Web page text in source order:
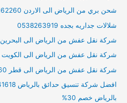
شحن بري من الرياض الى الاردن 0561162260
شلالات جداريه بجده 0538263919
شركة نقل عفش من الرياض الى البحرين 0561162260
شركة نقل عفش من الرياض الى الكويت 0561162260
شركة نقل عفش من الرياض الى قطر 0561162260
بالرياض خصم 30%